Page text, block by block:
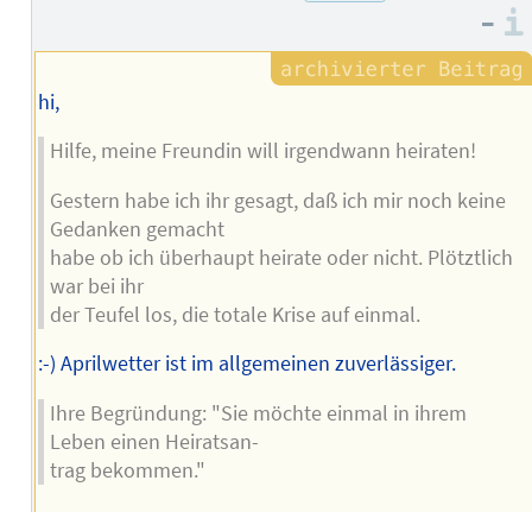
Autors
–
hi,
Hilfe, meine Freundin will irgendwann heiraten!
Gestern habe ich ihr gesagt, daß ich mir noch keine
Gedanken gemacht
habe ob ich überhaupt heirate oder nicht. Plötztlich
war bei ihr
der Teufel los, die totale Krise auf einmal.
:-) Aprilwetter ist im allgemeinen zuverlässiger.
Ihre Begründung: "Sie möchte einmal in ihrem
Leben einen Heiratsan-
trag bekommen."